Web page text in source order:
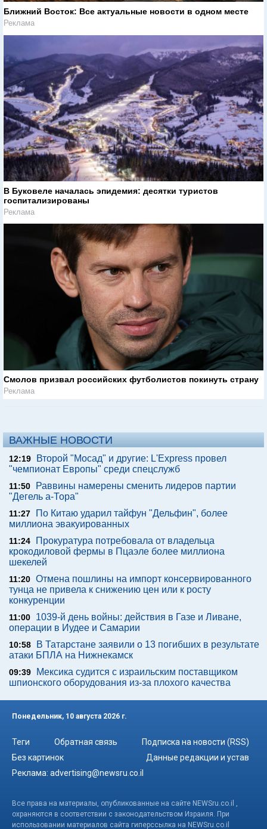
Ближний Восток: Все актуальные новости в одном месте
Реклама
В Буковеле началась эпидемия: десятки туристов
госпитализированы
Реклама
Смолов призвал российских футболистов покинуть страну
Реклама
ВАЖНЫЕ НОВОСТИ
12:19
Второй "Мосад" и другие: L'Express провел
"чемпионат Европы" среди спецслужб
11:50
Раввины намерены сменить лидеров партии
"Дегель а-Тора"
11:27
По Китаю ударил тайфун "Дельфин", более
миллиона эвакуированных
11:24
Прокуратура потребовала от владельца
крокодиловой фермы в Пцаэле более миллиона
шекелей
11:20 Отмена пошлины на импорт консервированного
тунца не привела к снижению цен или к росту
конкуренции
11:00
1039-й день войны: действия в Газе и Ливане,
операции в Иудее и Самарии
10:58
В Татарстане заявили о 13 погибших в результате
атаки БПЛА на Нижнекамск
09:39
Мексика судится с израильским поставщиком
шпионского оборудования из-за плохого качества
Понедельник, 10 августа 2026 г.
Теги Обратная связь
Подписка на новости (RSS)
Без картинок
Данные редакции и устав
Реклама: advertising@newsru.co.il
Все права на материалы, опубликованные на сайте NEWSru.co.il ,
охраняются в соответствии с законодательством Израиля. При
использовании материалов сайта гиперссылка на NEWSru.co.il